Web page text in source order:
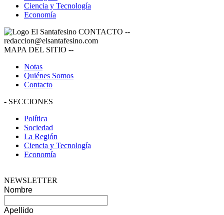
Ciencia y Tecnología
Economía
CONTACTO --
redaccion@elsantafesino.com
MAPA DEL SITIO --
Notas
Quiénes Somos
Contacto
- SECCIONES
Política
Sociedad
La Región
Ciencia y Tecnología
Economía
NEWSLETTER
Nombre
Apellido